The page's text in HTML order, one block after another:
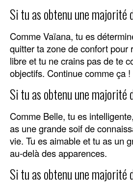
Si tu as obtenu une majorité
Comme Vaïana, tu es
quitter ta zone de confort pour
libre et tu ne crains pas de te
objectifs. Continue comme ça !
Si tu as obtenu une majorité
Comme Belle, tu es
as une grande soif de
vie. Tu es aimable et tu as un
au-delà des apparences.
Si tu as obtenu une majorité